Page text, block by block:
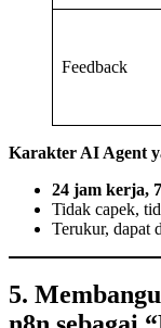
Feedback
Karakter AI Agent
24 jam kerja,
Tidak capek,
Terukur, dapat
5.